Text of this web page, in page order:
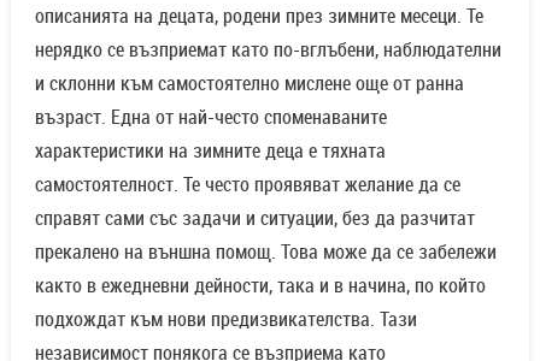
описанията на децата, родени през зимните месеци. Те
нерядко се възприемат като по-вглъбени, наблюдателни
и склонни към самостоятелно мислене още от ранна
възраст. Една от най-често споменаваните
характеристики на зимните деца е тяхната
самостоятелност. Те често проявяват желание да се
справят сами със задачи и ситуации, без да разчитат
прекалено на външна помощ. Това може да се забележи
както в ежедневни дейности, така и в начина, по който
подхождат към нови предизвикателства. Тази
независимост понякога се възприема като